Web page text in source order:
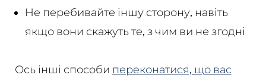
Не перебивайте іншу сторону, навіть
якщо вони скажуть те, з чим ви не згодні
Ось інші способи переконатися, що вас